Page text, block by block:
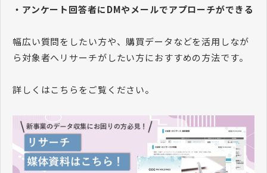
・アンケート回答者にDMやメールでアプローチができる
幅広い質問をしたい方や、購買データなどを活用しなが
ら対象者へリサーチがしたい方におすすめの方法です。
詳しくはこちらをご覧ください。